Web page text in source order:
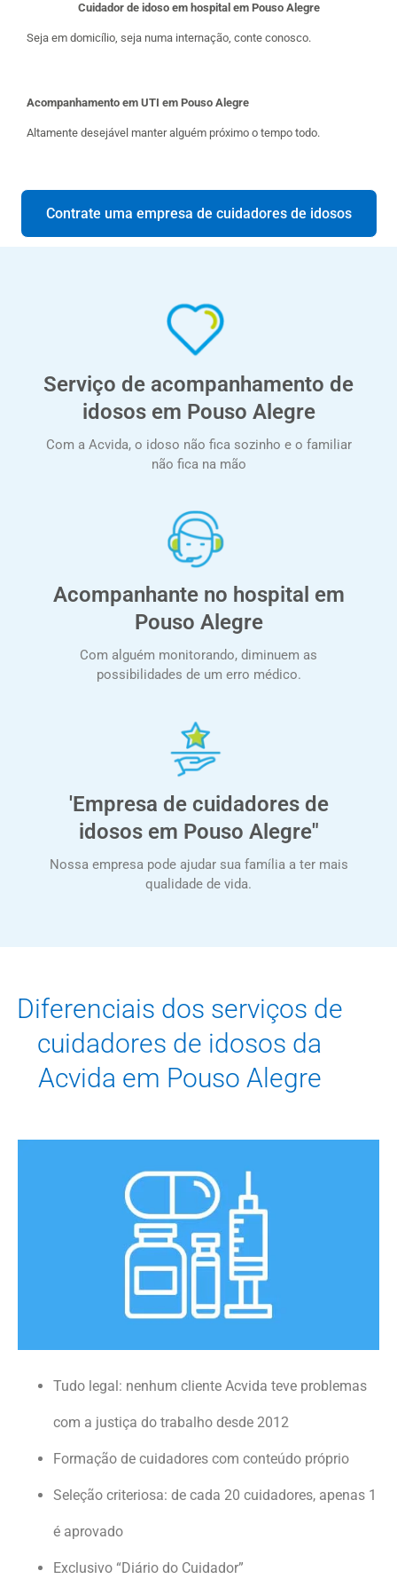
Cuidador de idoso em hospital em Pouso Alegre
Seja em domicílio, seja numa internação, conte conosco.
Acompanhamento em UTI em Pouso Alegre
Altamente desejável manter alguém próximo o tempo todo.
Contrate uma empresa de cuidadores de idosos
Serviço de acompanhamento de
idosos em Pouso Alegre
Com a Acvida, o idoso não fica sozinho e o familiar
não fica na mão
Acompanhante no hospital em
Pouso Alegre
Com alguém monitorando, diminuem as
possibilidades de um erro médico.
'Empresa de cuidadores de
idosos em Pouso Alegre"
Nossa empresa pode ajudar sua família a ter mais
qualidade de vida.
Diferenciais dos serviços de
cuidadores de idosos da
Acvida em Pouso Alegre
Tudo legal: nenhum cliente Acvida teve problemas
com a justiça do trabalho desde 2012
Formação de cuidadores com conteúdo próprio
Seleção criteriosa: de cada 20 cuidadores, apenas 1
é aprovado
Exclusivo “Diário do Cuidador”